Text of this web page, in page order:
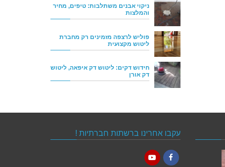
ניקוי אבנים משתלבות: טיפים, מחיר
והמלצות
פוליש לרצפה מזמינים רק מחברת
ליטוש מקצועית
חידוש דקים: ליטוש דק איפאה, ליטוש
דק אורן
עקבו אחרינו ברשתות חברתיות !